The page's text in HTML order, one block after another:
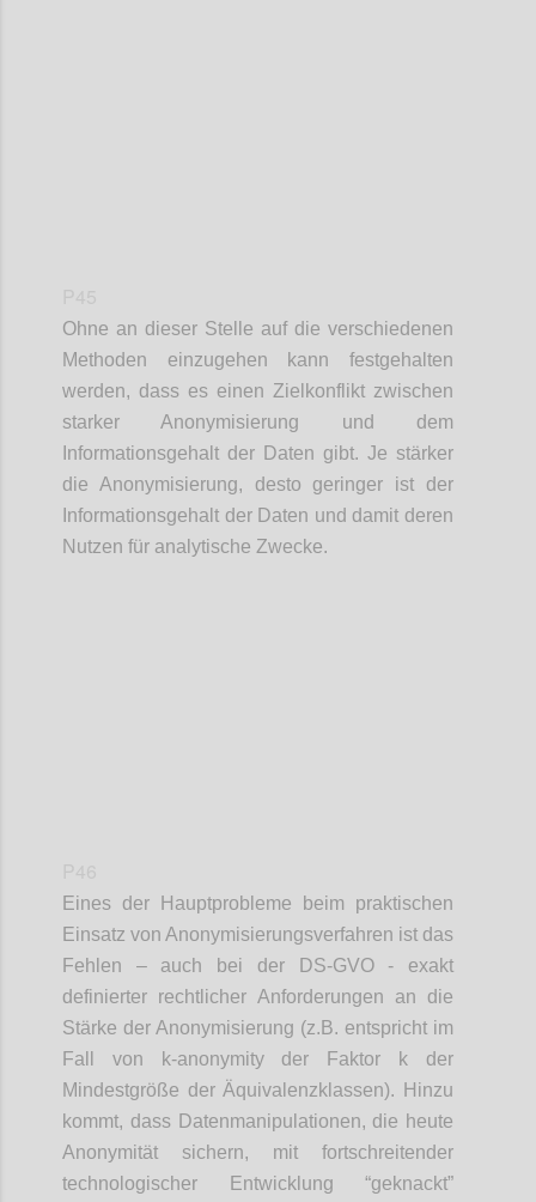
Ohne an dieser Stelle auf die verschiedenen
Methoden einzugehen kann festgehalten
werden, dass es einen Zielkonflikt zwischen
starker Anonymisierung und dem
Informationsgehalt der Daten gibt. Je stärker
die Anonymisierung, desto geringer ist der
Informationsgehalt der Daten und damit deren
Nutzen für analytische Zwecke.
Eines der Hauptprobleme beim praktischen
Einsatz von Anonymisierungsverfahren ist das
Fehlen – auch bei der DS-GVO - exakt
definierter rechtlicher Anforderungen an die
Stärke der Anonymisierung (z.B. entspricht im
Fall von k-anonymity der Faktor k der
Mindestgröße der Äquivalenzklassen). Hinzu
kommt, dass Datenmanipulationen, die heute
Anonymität sichern, mit fortschreitender
technologischer Entwicklung “geknackt”